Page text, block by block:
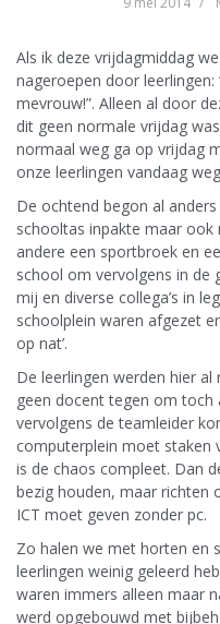
Als ik deze vrijdagmiddag
nageroepen door
mevrouw!”. Alleen al door
dit geen normale vrijdag
normaal weg ga op vrijdag
onze leerlingen vandaag
De ochtend begon al
schooltas inpakte maar
andere een sportbroek en
school om vervolgens in de
mij en diverse collega’s in
schoolplein waren afgezet
op nat’.
De leerlingen werden hier
geen docent tegen om toch
vervolgens de teamleider
computerplein moet staken
is de chaos compleet. Dan
bezig houden, maar richten
ICT moet geven zonder pc.
Zo halen we met horten en
leerlingen weinig geleerd
waren immers alleen maar
werd opgebouwd met